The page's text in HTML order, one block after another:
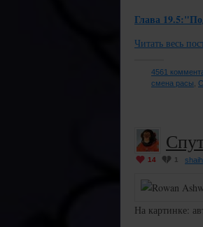
Глава
Читать весь
4561
смена расы
14 1
На картинке: